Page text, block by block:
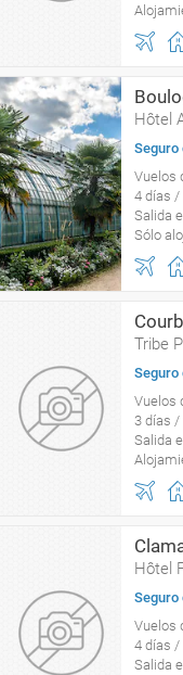
Hôtel
Seguro
Vuelos
4 días /
Salida
Sólo
Tribe
Seguro
Vuelos
3 días /
Salida
Hôtel
Seguro
Vuelos
4 días /
Salida